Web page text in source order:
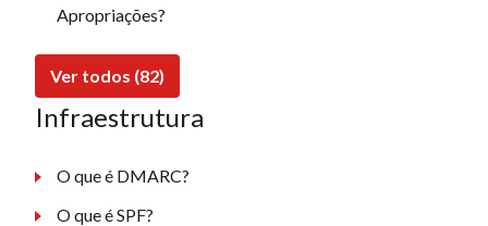
Apropriações?
Ver todos (82)
Infraestrutura
O que é DMARC?
O que é SPF?